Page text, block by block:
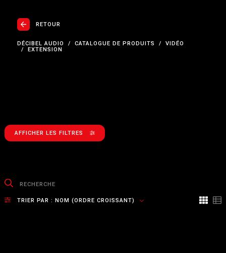
RETOUR
DÉCIBEL AUDIO CATALOGUE DE PRODUITS
VIDÉO
EXTENSION
AFFICHER LES FILTRES
TRIER PAR : NOM (ORDRE CROISSANT)